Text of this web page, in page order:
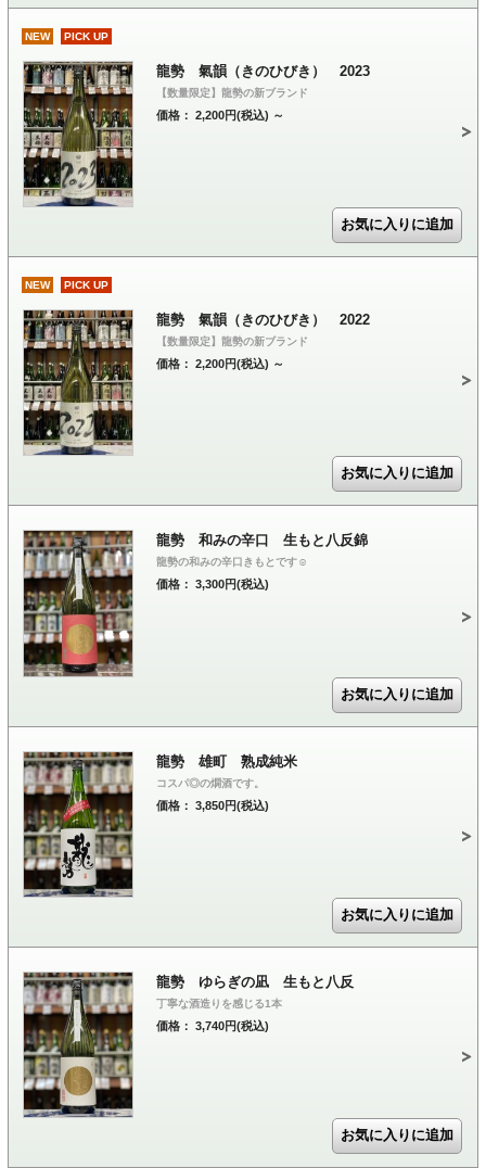
NEW PICK UP
龍勢 氣韻（きのひびき） 2023
【数量限定】龍勢の新ブランド
価格： 2,200円(税込) ～
NEW PICK UP
龍勢 氣韻（きのひびき） 2022
【数量限定】龍勢の新ブランド
価格： 2,200円(税込) ～
龍勢 和みの辛口 生もと八反錦
龍勢の和みの辛口きもとです☺
価格： 3,300円(税込)
龍勢 雄町 熟成純米
コスパ◎の燗酒です。
価格： 3,850円(税込)
龍勢 ゆらぎの凪 生もと八反
丁寧な酒造りを感じる1本
価格： 3,740円(税込)